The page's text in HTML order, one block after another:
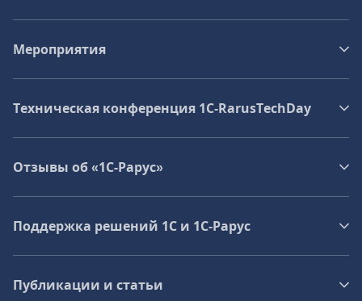
Мероприятия
Техническая конференция 1C‑RarusTechDay
Отзывы об «1С-Рарус»
Поддержка решений 1С и 1С‑Рарус
Публикации и статьи